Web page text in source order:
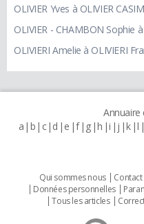
OLIVIER Yves à OLIVIER
OLIVIER - CHAMBON Sophie
OLIVIERI Amelie à OLIVIERI
Annuaire
a b c d e f g h i j k l
Qui sommes nous Contact
Données personnelles
Tous les articles